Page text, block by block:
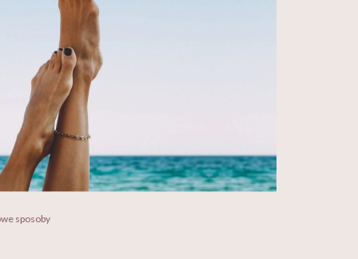
sposoby